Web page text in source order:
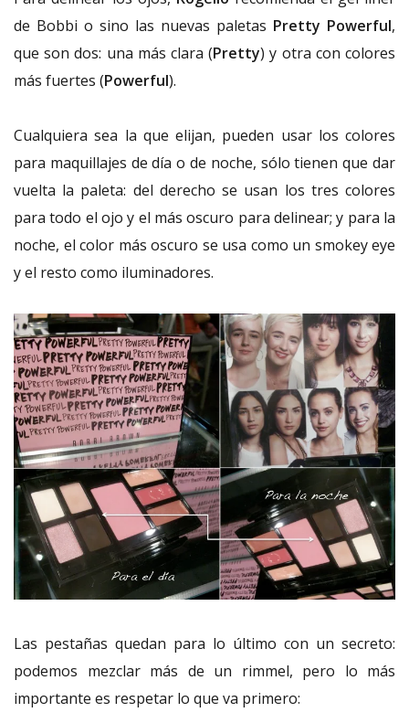
de Bobbi o sino las nuevas paletas Pretty Powerful,
que son dos: una más clara (Pretty) y otra con colores
más fuertes (Powerful).
Cualquiera sea la que elijan, pueden usar los colores
para maquillajes de día o de noche, sólo tienen que dar
vuelta la paleta: del derecho se usan los tres colores
para todo el ojo y el más oscuro para delinear; y para la
noche, el color más oscuro se usa como un smokey eye
y el resto como iluminadores.
Las pestañas quedan para lo último con un secreto:
podemos mezclar más de un rimmel, pero lo más
importante es respetar lo que va primero: